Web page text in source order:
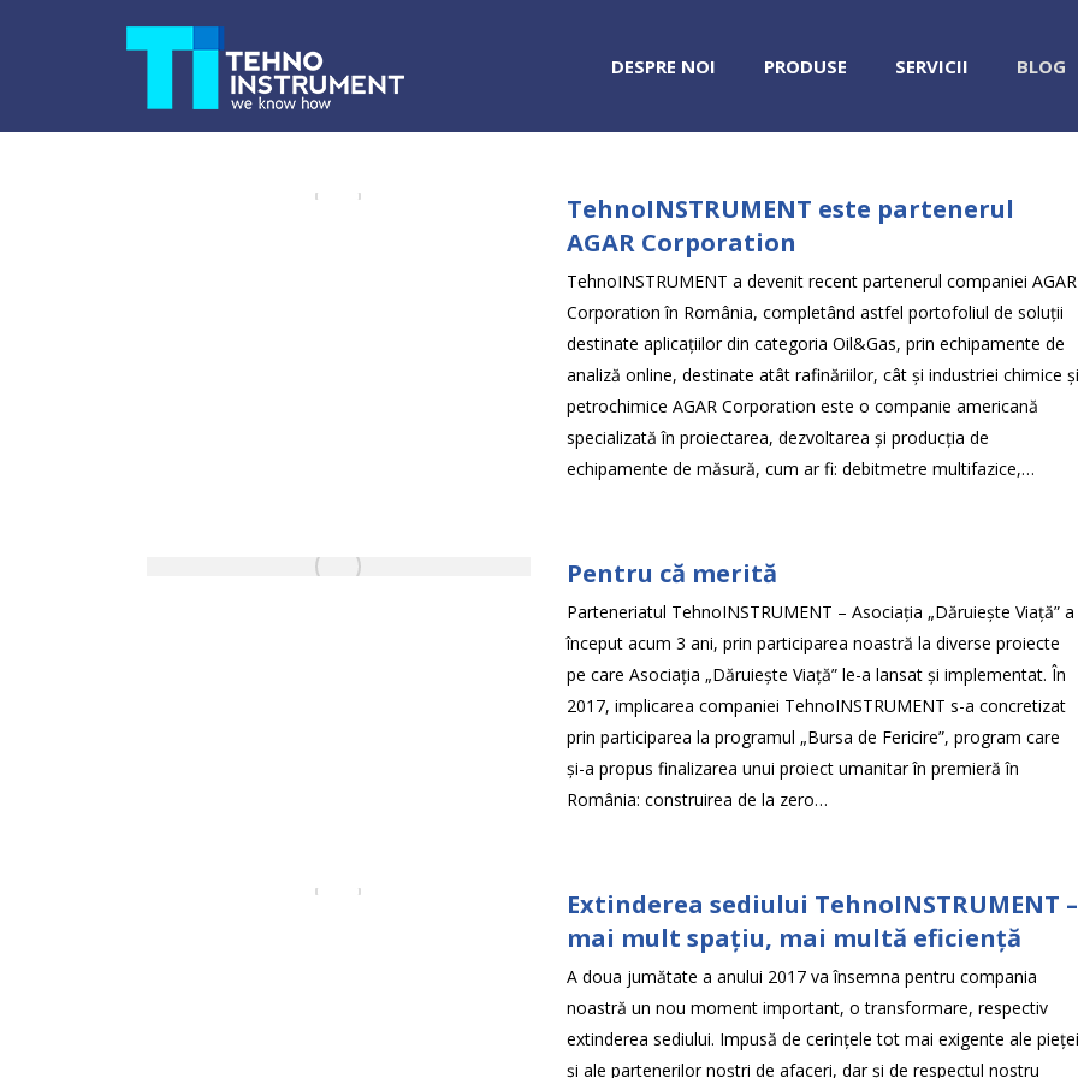
DESPRE NOI PRODUSE SERVICII BLOG
TehnoINSTRUMENT este partenerul
AGAR Corporation
TehnoINSTRUMENT a devenit recent partenerul companiei AGAR
Corporation în România, completând astfel portofoliul de soluții
destinate aplicațiilor din categoria Oil&Gas, prin echipamente de
analiză online, destinate atât rafinăriilor, cât și industriei chimice
petrochimice AGAR Corporation este o companie americană
specializată în proiectarea, dezvoltarea și producția de
echipamente de măsură, cum ar fi: debitmetre multifazice,…
Pentru că merită
Parteneriatul TehnoINSTRUMENT – Asociația „Dăruiește Viață” a
început acum 3 ani, prin participarea noastră la diverse proiecte
pe care Asociația „Dăruiește Viață” le-a lansat și implementat. În
2017, implicarea companiei TehnoINSTRUMENT s-a concretizat
prin participarea la programul „Bursa de Fericire”, program care
și-a propus finalizarea unui proiect umanitar în premieră în
România: construirea de la zero…
Extinderea sediului TehnoINSTRUMENT –
mai mult spațiu, mai multă eficiență
A doua jumătate a anului 2017 va însemna pentru compania
noastră un nou moment important, o transformare, respectiv
extinderea sediului. Impusă de cerințele tot mai exigente ale
și ale partenerilor noștri de afaceri, dar și de respectul nostru